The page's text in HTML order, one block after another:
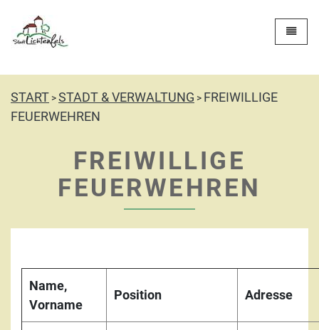
Toggle
START >STADT & VERWALTUNG > FREIWILLIGE
FEUERWEHREN
FREIWILLIGE
FEUERWEHREN
Name,
Vorname
Position Adresse